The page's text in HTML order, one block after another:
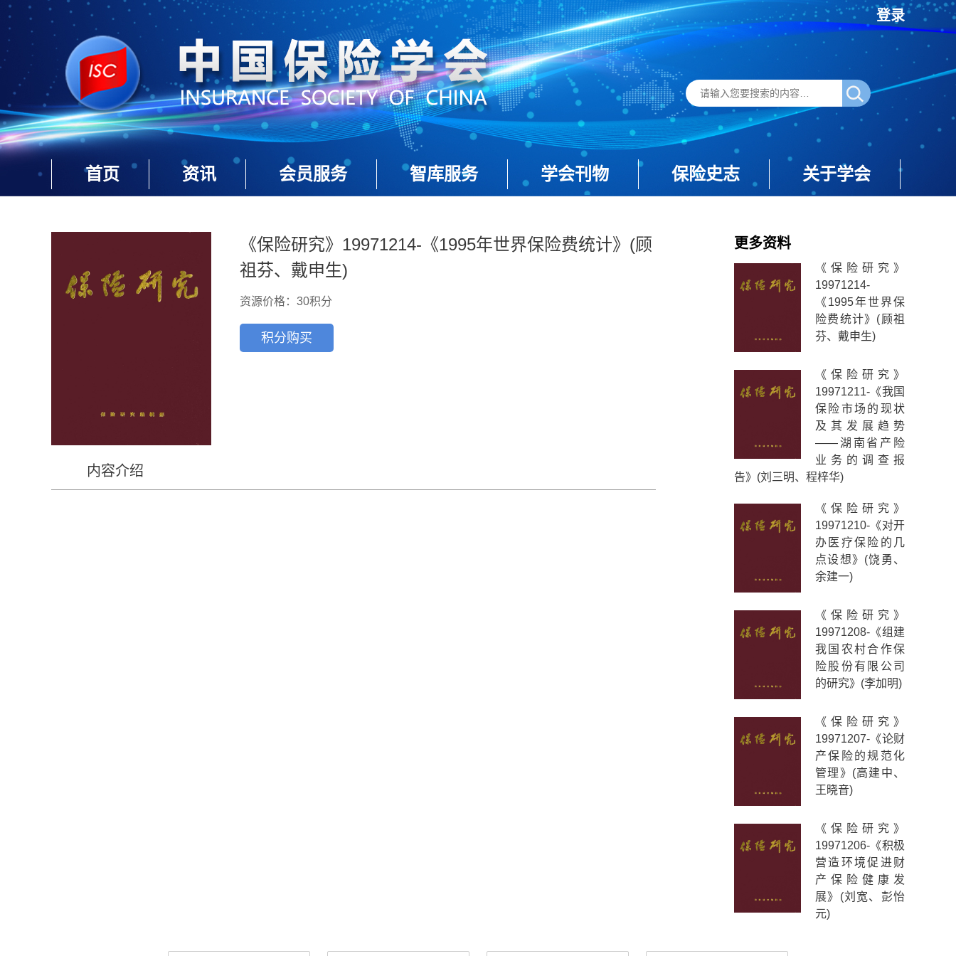
登录
首页 资讯 会员服务 智库服务 学会刊物 保险史志 关于学会
《保险研究》19971214-《1995年世界保险费统计》(顾
祖芬、戴申生)
资源价格：30积分
积分购买
内容介绍
更多资料
《保险研究》
19971214-
《1995年世界保
险费统计》(顾祖
芬、戴申生)
《保险研究》
19971211-《我国
保险市场的现状
及其发展趋势
——湖南省产险
业务的调查报
告》(刘三明、程梓华)
《保险研究》
19971210-《对开
办医疗保险的几
点设想》(饶勇、
余建一)
《保险研究》
19971208-《组建
我国农村合作保
险股份有限公司
的研究》(李加明)
《保险研究》
19971207-《论财
产保险的规范化
管理》(高建中、
王晓音)
《保险研究》
19971206-《积极
营造环境促进财
产保险健康发
展》(刘宽、彭怡
元)